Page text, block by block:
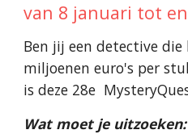
van 8 januari tot
Ben jij een detective
miljoenen euro's per
is deze 28e
Wat moet je uitzoeken: